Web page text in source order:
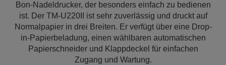
Bon-Nadeldrucker, der besonders einfach zu bedienen
ist. Der TM-U220II ist sehr zuverlässig und druckt auf
Normalpapier in drei Breiten. Er verfügt über eine Drop-
in-Papierbeladung, einen wählbaren automatischen
Papierschneider und Klappdeckel für einfachen
Zugang und Wartung.